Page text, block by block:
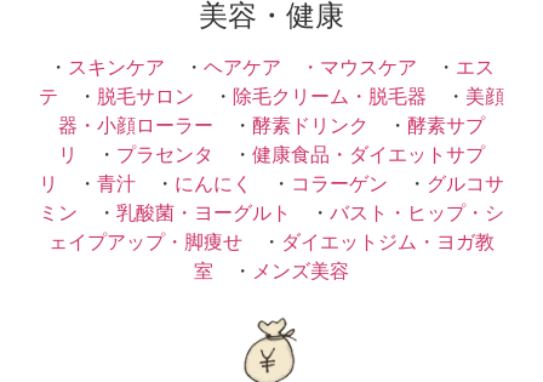
美容・健康
・ スキンケア ・ ヘアケア ・ マウスケア ・ エス
テ ・ 脱毛サロン ・ 除毛クリーム・脱毛器 ・ 美顔
器・小顔ローラー ・ 酵素ドリンク ・ 酵素サプ
リ
・ プラセンタ ・ 健康食品・ダイエットサプ
リ
・ 青汁 ・ にんにく ・ コラーゲン ・ グルコサ
ミン ・ 乳酸菌・ヨーグルト ・ バスト・ヒップ・シ
ェイプアップ・脚痩せ ・ ダイエットジム・ヨガ教
室 ・ メンズ美容